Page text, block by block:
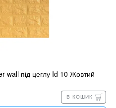
wall під цеглу Id 10 Жовтий
В КОШИК